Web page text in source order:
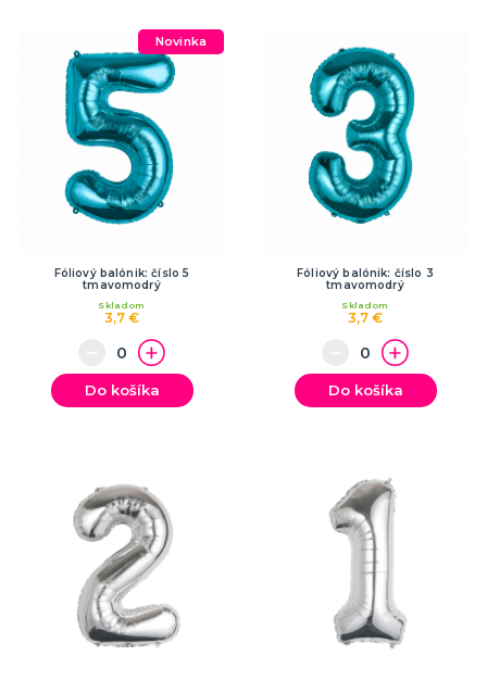
Novinka
Fóliový balónik: číslo 5
tmavomodrý
3,7 €
Skladom
Do košíka
Fóliový balónik: číslo 3
tmavomodrý
3,7 €
Skladom
Do košíka